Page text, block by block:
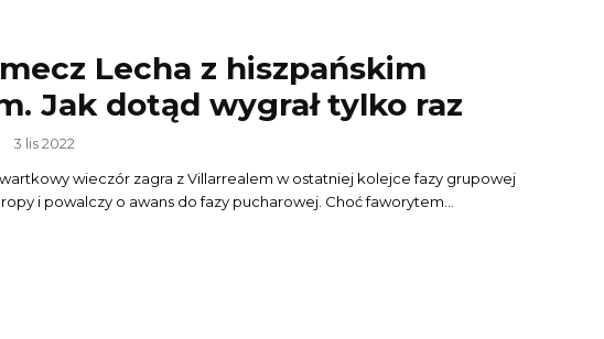
Lecha z hiszpańskim
Jak dotąd wygrał tylko raz
3 lis 2022
wieczór zagra z Villarrealem w ostatniej kolejce fazy grupowej
i powalczy o awans do fazy pucharowej. Choć faworytem...